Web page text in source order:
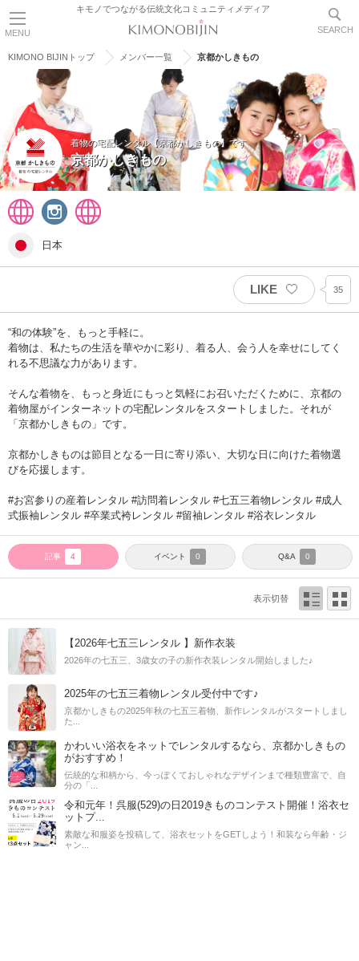
MENU
キモノでつながる伝統文化コミュニティメディア
SEARCH
KIMONO BIJINトップ メンバー一覧 京都かしきもの
着物の宅配レンタル【京都かしきもの】です
京都かしきもの
日本
LIKE 35
“和の体験”を、もっと手軽に。
着物は、私たちの生活を華やかに彩り、着る人、会う人を幸せにしてく
れる不思議な力があります。
そんな着物を、もっと身近にもっと気軽にお召いただくために、京都の
着物屋がインターネットの宅配レンタルをスタートしました。それが
「京都かしきもの」です。
京都かしきものは節目となる一日に寄り添い、大切な日に向けた着物選
びを応援します。
#お宮参りの産着レンタル #訪問着レンタル #七五三着物レンタル #成人
式振袖レンタル #卒業式袴レンタル #留袖レンタル #浴衣レンタル
記事 4 イベント 0 Q&A 0
表示切替
【2026年七五三レンタル 】新作衣装
2026年の七五三、3歳女の子の新作衣装レンタル開始しました♪
2025年の七五三着物レンタル受付中です♪
京都かしきもの2025年秋の七五三着物、新作レンタルがスタートしまし
た...
かわいい浴衣をネットでレンタルするなら、京都かしきもの
がおすすめ！
伝統的な和柄から、今っぽくておしゃれなデザインまで種類豊富で、自
分の「...
令和元年！呉服(529)の日2019きものコンテスト開催！浴衣セ
ットプ...
素敵な和服姿を投稿して、浴衣セットをGETしよう！和装なら年齢・ジ
ャン...